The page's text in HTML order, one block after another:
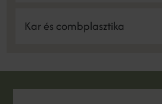
Kar és combplasztika